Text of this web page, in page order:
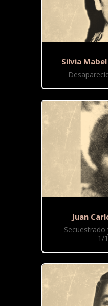
Silvia
Juan
Secuestrado
1/